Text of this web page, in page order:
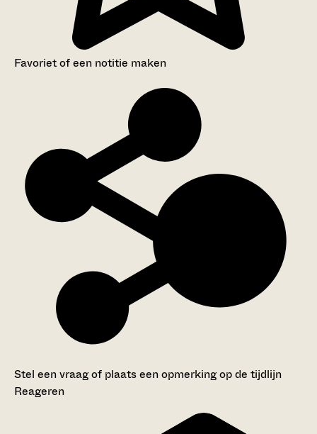
Favoriet of een notitie maken
Stel een vraag of plaats een opmerking op de tijdlijn
Reageren